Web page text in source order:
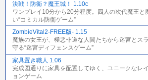
決戦！防衛？魔王城！ 1.10c
ワンプレイ10分から20分程度。四人の次代魔王と
い“コミカル防衛ゲーム”
ZombieVital2-FREE版- 1.15
魔族の女王が、極悪非道な人間たちから迷宮とス
守る“迷宮ディフェンスゲーム”
家具置き職人 1.06
完成図通りに家具を配置してゆく、ユニークなレ
ョンゲーム